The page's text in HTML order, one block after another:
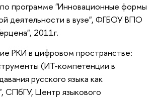
программе "Инновационные формы
деятельности в вузе", ФГБОУ ВПО
2011г.
РКИ в цифровом пространстве:
(ИТ-компетенции в
русского языка как
СПбГУ, Центр языкового